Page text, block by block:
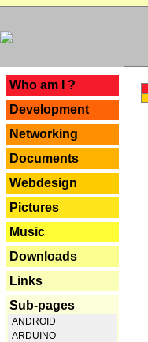
Who am I ?
Development
Networking
Documents
Webdesign
Pictures
Music
Downloads
Links
Sub-pages
ANDROID
ARDUINO